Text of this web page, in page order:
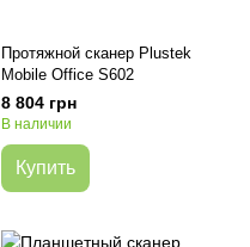
Протяжной сканер Plustek
Mobile Office S602
8 804 грн
В наличии
Купить